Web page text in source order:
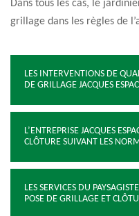
Dans tous les cas, le
grillage dans les règles de
LES INTERVENTIONS DE
DE GRILLAGE JACQUES
L’ENTREPRISE JACQUES
CLÔTURE SUIVANT LES
LES SERVICES DU
POSE DE GRILLAGE ET